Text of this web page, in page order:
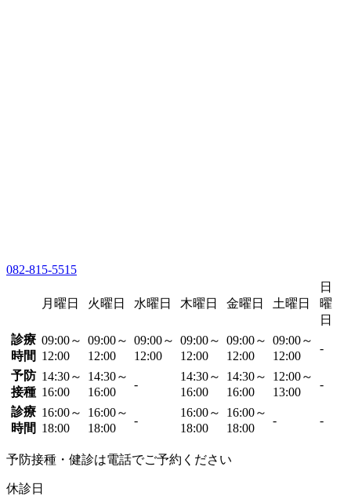
082-815-5515
月曜日 火曜日 水曜日 木曜日 金曜日 土曜日
日
曜
日
診療
時間
09:00～
12:00
09:00～
12:00
09:00～
12:00
09:00～
12:00
09:00～
12:00
09:00～
12:00
-
予防
接種
14:30～
16:00
14:30～
16:00
-
14:30～
16:00
14:30～
16:00
12:00～
13:00
-
診療
時間
16:00～
18:00
16:00～
18:00
-
16:00～
18:00
16:00～
18:00
- -
予防接種・健診は電話でご予約ください
休診日